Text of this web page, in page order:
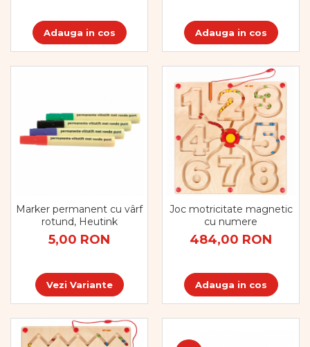
Adauga in cos Adauga in cos
Marker permanent cu vârf
rotund, Heutink
5,00 RON
Vezi Variante
Joc motricitate magnetic
cu numere
484,00 RON
Adauga in cos